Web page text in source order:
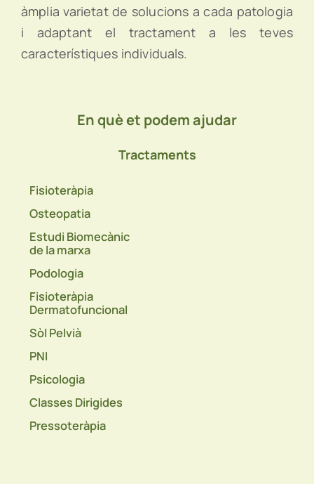
àmplia varietat de solucions a cada patologia
i adaptant el tractament a les teves
característiques individuals.
En què et podem ajudar
Tractaments
Fisioteràpia
Osteopatia
Estudi Biomecànic
de la marxa
Podologia
Fisioteràpia
Dermatofuncional
Sòl Pelvià
PNI
Psicologia
Classes Dirigides
Pressoteràpia